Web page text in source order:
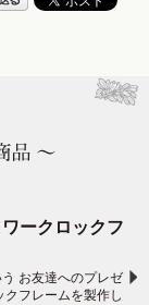
ークロックフ
お友達へのプレゼ
フレームを製作し